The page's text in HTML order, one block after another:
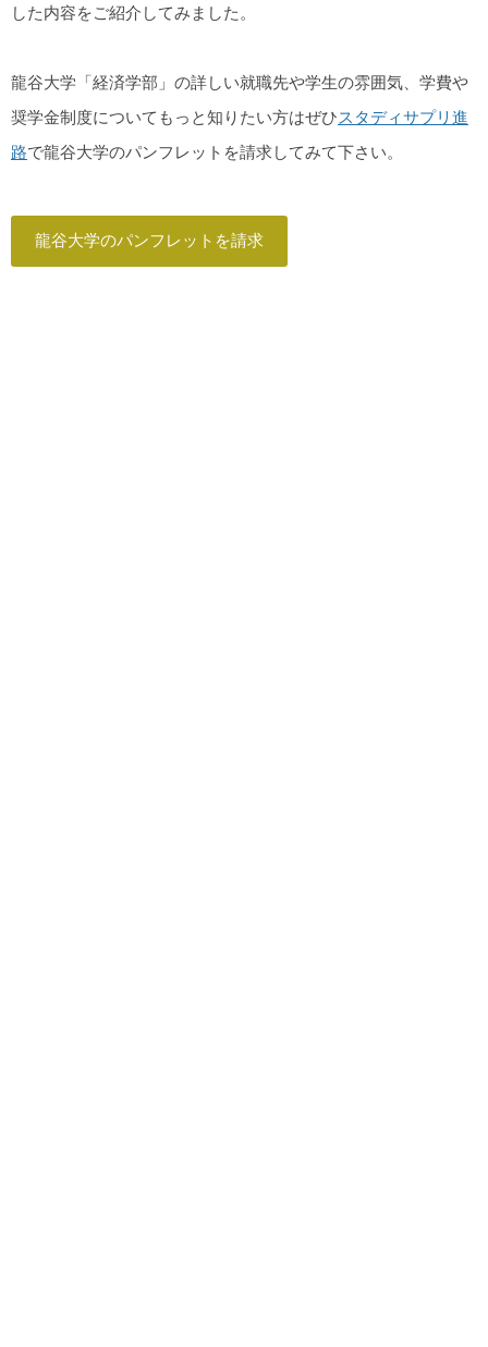
した内容をご紹介してみました。
龍谷大学「経済学部」の詳しい就職先や学生の雰囲気、学費や
奨学金制度についてもっと知りたい方はぜひスタディサプリ進
路で龍谷大学のパンフレットを請求してみて下さい。
龍谷大学のパンフレットを請求